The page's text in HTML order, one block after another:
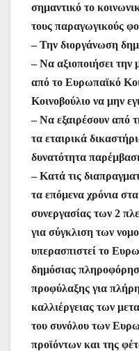
σημαντικό το
τους παραγωγικούς
– Την διοργάνωση
– Να αξιοποιήσει
από το Ευρωπαϊκό
Κοινοβούλιο να μην
– Να εξαιρέσουν από
τα εταιρικά
δυνατότητα
– Κατά τις
τα επόμενα χρόνια
συνεργασίας των 2
για σύγκλιση των
υπερασπιστεί το
δημόσιας
προφύλαξης για
καλλιέργειας των
του συνόλου των
προϊόντων και της